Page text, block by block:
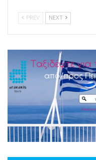
PREV NEXT